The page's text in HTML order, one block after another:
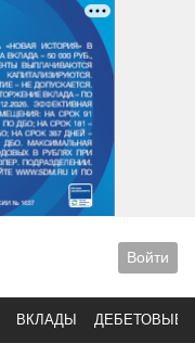
Войти
ВКЛАДЫ ДЕБЕТОВЫЕ